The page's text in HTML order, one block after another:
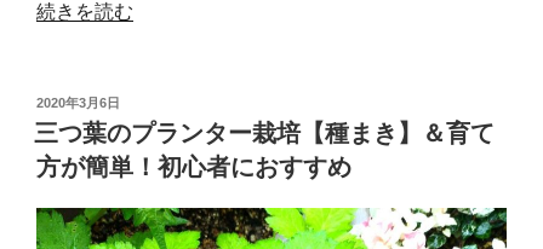
ン
ー
家
菜
“新
ジ
ル
が
つ
続きを読む
投
稿
日:
2020年3月6日
三つ葉のプランター栽培【種まき】＆育て
方が簡単！初心者におすすめ